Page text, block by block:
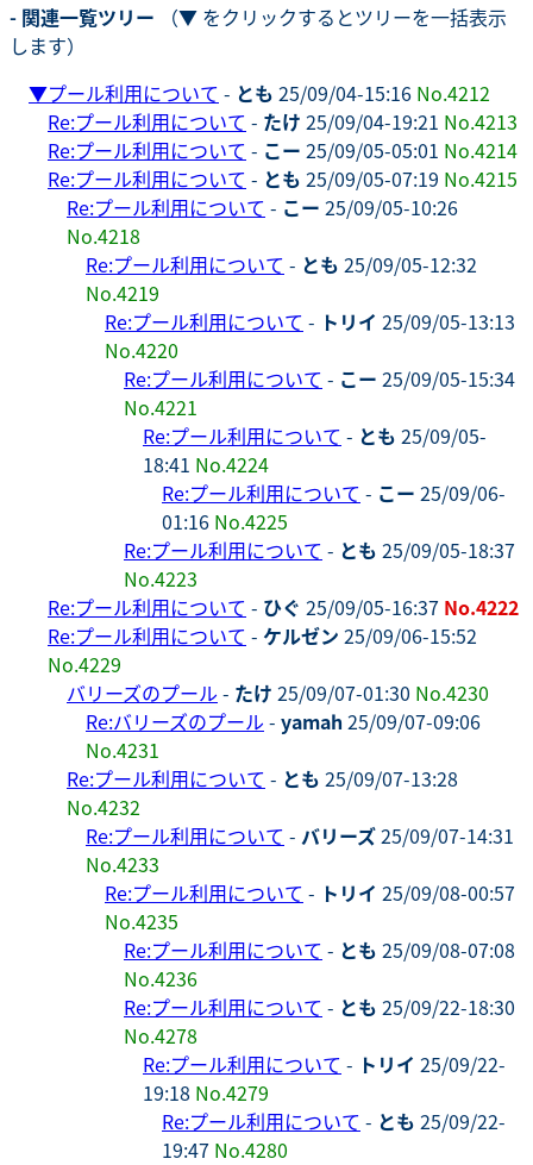
- 関連一覧ツリー （▼ をクリックするとツリーを一括表示
します）
▼プール利用について - とも 25/09/04-15:16 No.4212
Re:プール利用について - たけ 25/09/04-19:21 No.4213
Re:プール利用について - こー 25/09/05-05:01 No.4214
Re:プール利用について - とも 25/09/05-07:19 No.4215
Re:プール利用について - こー 25/09/05-10:26
No.4218
Re:プール利用について - とも 25/09/05-12:32
No.4219
Re:プール利用について - トリイ 25/09/05-13:13
No.4220
Re:プール利用について - こー 25/09/05-15:34
No.4221
Re:プール利用について - とも 25/09/05-
18:41 No.4224
Re:プール利用について - こー 25/09/06-
01:16 No.4225
Re:プール利用について - とも 25/09/05-18:37
No.4223
Re:プール利用について - ひぐ 25/09/05-16:37 No.4222
Re:プール利用について - ケルゼン 25/09/06-15:52
No.4229
バリーズのプール - たけ 25/09/07-01:30 No.4230
Re:バリーズのプール - yamah 25/09/07-09:06
No.4231
Re:プール利用について - とも 25/09/07-13:28
No.4232
Re:プール利用について - バリーズ25/09/07-14:31
No.4233
Re:プール利用について - トリイ 25/09/08-00:57
No.4235
Re:プール利用について - とも 25/09/08-07:08
No.4236
Re:プール利用について - とも 25/09/22-18:30
No.4278
Re:プール利用について - トリイ 25/09/22-
19:18 No.4279
Re:プール利用について - とも 25/09/22-
19:47 No.4280